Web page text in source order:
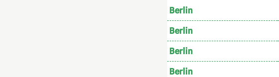
Berlin
Berlin
Berlin
Berlin